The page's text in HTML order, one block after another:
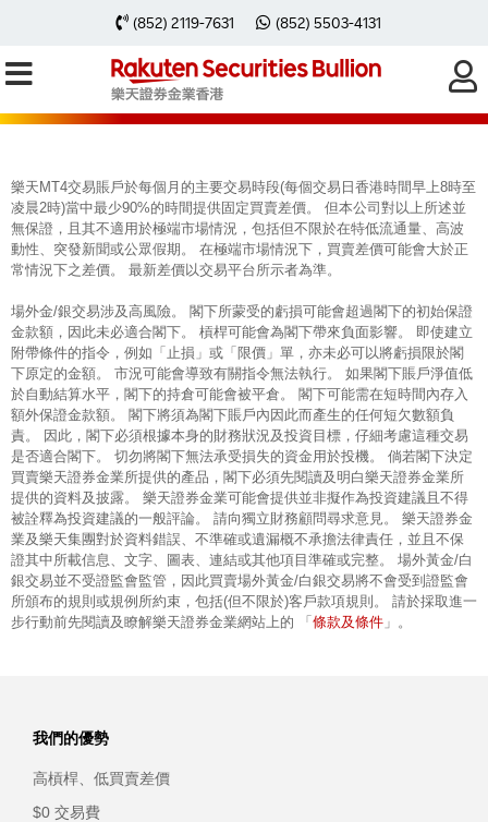
(852) 2119-7631 (852) 5503-4131
每周黃金分析 20251103
樂天MT4交易賬戶於每個月的主要交易時段(每個交易日香港時間早上8時至
凌晨2時)當中最少90%的時間提供固定買賣差價。 但本公司對以上所述並
無保證，且其不適用於極端市場情況，包括但不限於在特低流通量、高波
動性、突發新聞或公眾假期。 在極端市場情況下，買賣差價可能會大於正
常情況下之差價。 最新差價以交易平台所示者為準。
場外金/銀交易涉及高風險。 閣下所蒙受的虧損可能會超過閣下的初始保證
金款額，因此未必適合閣下。 槓桿可能會為閣下帶來負面影響。 即使建立
附帶條件的指令，例如「止損」或「限價」單，亦未必可以將虧損限於閣
下原定的金額。 市況可能會導致有關指令無法執行。 如果閣下賬戶淨值低
於自動結算水平，閣下的持倉可能會被平倉。 閣下可能需在短時間內存入
額外保證金款額。 閣下將須為閣下賬戶內因此而產生的任何短欠數額負
責。 因此，閣下必須根據本身的財務狀況及投資目標，仔細考慮這種交易
是否適合閣下。 切勿將閣下無法承受損失的資金用於投機。 倘若閣下決定
買賣樂天證券金業所提供的產品，閣下必須先閱讀及明白樂天證券金業所
提供的資料及披露。 樂天證券金業可能會提供並非擬作為投資建議且不得
被詮釋為投資建議的一般評論。 請向獨立財務顧問尋求意見。 樂天證券金
業及樂天集團對於資料錯誤、不準確或遺漏概不承擔法律責任，並且不保
證其中所載信息、文字、圖表、連結或其他項目準確或完整。 場外黃金/白
銀交易並不受證監會監管，因此買賣場外黃金/白銀交易將不會受到證監會
所頒布的規則或規例所約束，包括(但不限於)客戶款項規則。 請於採取進一
步行動前先閱讀及瞭解樂天證券金業網站上的 「 條款及條件 」。
我們的優勢
高槓桿、低買賣差價
$0 交易費